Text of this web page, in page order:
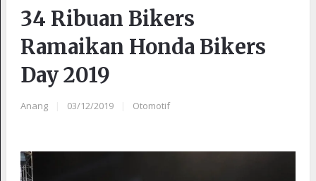
34 Ribuan Bikers
Ramaikan Honda Bikers
Day 2019
Anang 03/12/2019 Otomotif